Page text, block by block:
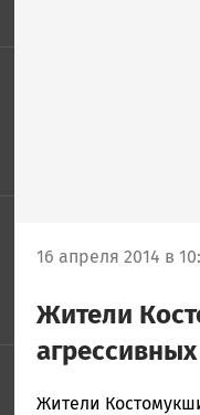
16 апреля 2014 в
Жители
admintimur
Жители